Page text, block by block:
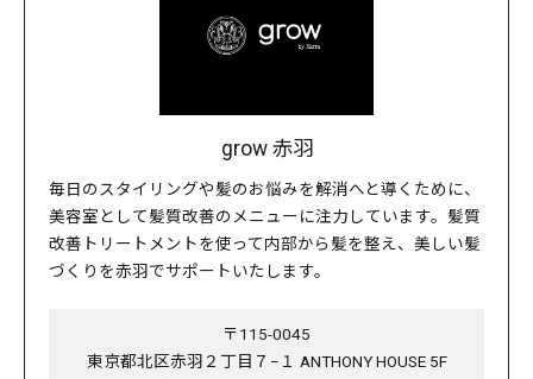
grow 赤羽
毎日のスタイリングや髪のお悩みを解消へと導くために、
美容室として髪質改善のメニューに注力しています。髪質
改善トリートメントを使って内部から髪を整え、美しい髪
づくりを赤羽でサポートいたします。
〒115-0045
東京都北区赤羽２丁目７−１ ANTHONY HOUSE 5F